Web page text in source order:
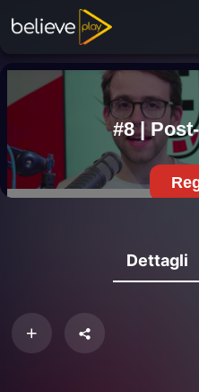
Dettagli